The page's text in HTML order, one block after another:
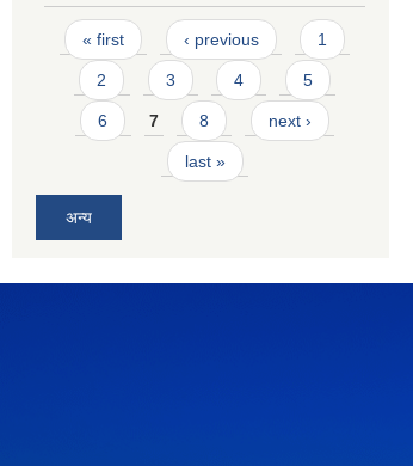
Pages
« first ‹ previous 1
2 3 4 5
6 7 8 next ›
last »
अन्य